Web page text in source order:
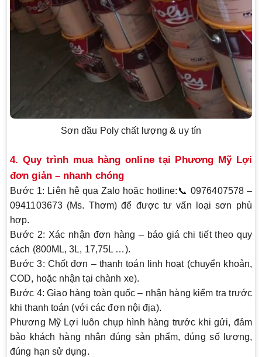
Sơn dầu Poly chất lượng & uy tín
4. Quy trình mua hàng online tại Phương Mỹ Lợi
đơn giản – nhanh chóng
Bước 1: Liên hệ qua Zalo hoặc hotline:📞 0976407578 –
0941103673 (Ms. Thơm) để được tư vấn loại sơn phù
hợp.
Bước 2: Xác nhận đơn hàng – báo giá chi tiết theo quy
cách (800ML, 3L, 17,75L …).
Bước 3: Chốt đơn – thanh toán linh hoạt (chuyển khoản,
COD, hoặc nhận tại chành xe).
Bước 4: Giao hàng toàn quốc – nhận hàng kiểm tra trước
khi thanh toán (với các đơn nội địa).
Phương Mỹ Lợi
luôn chụp hình hàng trước khi gửi, đảm
bảo khách hàng nhận đúng sản phẩm, đúng số lượng,
đúng hạn sử dụng.